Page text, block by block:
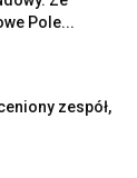
Pole...
zespół,